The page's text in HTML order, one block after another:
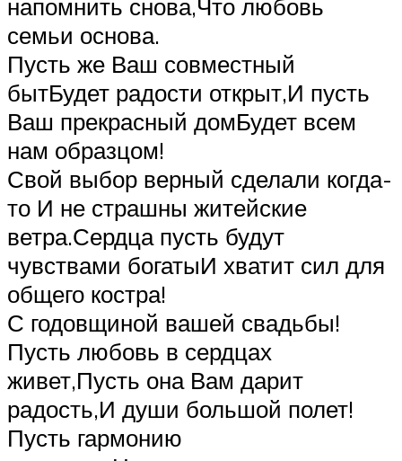
напомнить снова,Что любовь
семьи основа.
Пусть же Ваш совместный
бытБудет радости открыт,И пусть
Ваш прекрасный домБудет всем
нам образцом!
Свой выбор верный сделали когда-
то И не страшны житейские
ветра.Сердца пусть будут
чувствами богатыИ хватит сил для
общего костра!
С годовщиной вашей свадьбы!
Пусть любовь в сердцах
живет,Пусть она Вам дарит
радость,И души большой полет!
Пусть гармонию